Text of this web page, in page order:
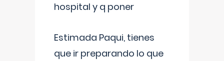
hospital y q poner
Estimada Paqui, tienes
que ir preparando lo que